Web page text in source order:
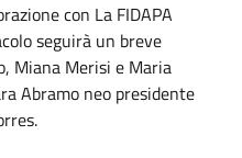
con La FIDAPA
seguirà un breve
Miana Merisi e Maria
Abramo neo presidente